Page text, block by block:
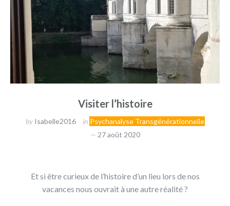
Visiter l’histoire
by Isabelle2016 in Psychanalyse Transgénérationnelle
27 août 2020
Et si être curieux de l’histoire d’un lieu lors de nos
vacances nous ouvrait à une autre réalité ?